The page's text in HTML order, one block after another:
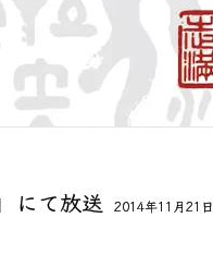
にて放送 2014年11月21日